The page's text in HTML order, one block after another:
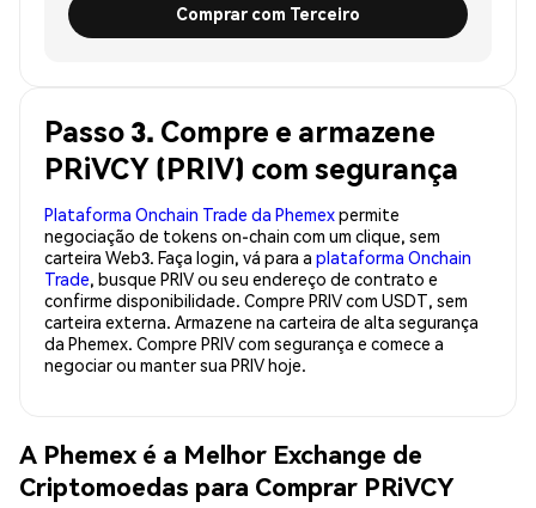
Comprar com Terceiro
Passo 3. Compre e armazene
PRiVCY (PRIV) com segurança
Plataforma Onchain Trade da Phemexpermite
negociação de tokens on-chain com um clique, sem
carteira Web3. Faça login, vá para a plataforma Onchain
Trade, busque PRIV ou seu endereço de contrato e
confirme disponibilidade. Compre PRIV com USDT, sem
carteira externa. Armazene na carteira de alta segurança
da Phemex. Compre PRIV com segurança e comece a
negociar ou manter sua PRIV hoje.
A Phemex é a Melhor Exchange de
Criptomoedas para Comprar PRiVCY